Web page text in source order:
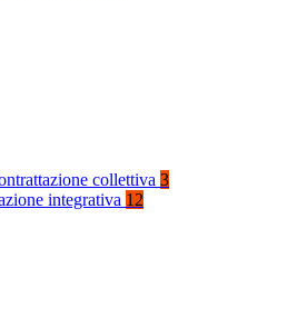
collettiva 3
integrativa 12